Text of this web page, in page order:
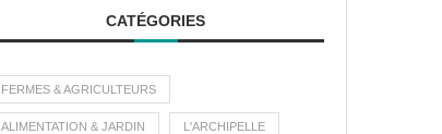
CATÉGORIES
FERMES & AGRICULTEURS
ALIMENTATION & JARDIN L'ARCHIPELLE